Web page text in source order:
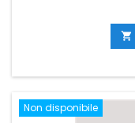

Non disponibile